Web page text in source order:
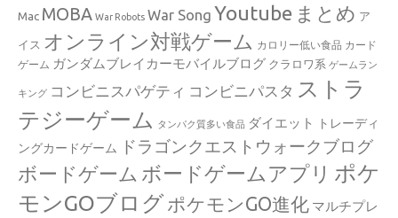
Mac MOBA War Robots War Song Youtube まとめ ア
イス オンライン対戦ゲーム カロリー低い食品 カード
ゲーム ガンダムブレイカーモバイルブログ クラロワ系 ゲームラン
キング コンビニスパゲティ コンビニパスタ ストラ
テジーゲーム
タンパク質多い食品 ダイエット
トレーディ
ングカードゲーム
ドラゴンクエストウォークブログ
ボードゲーム ボードゲームアプリ ポケ
モンGOブログ ポケモンGO進化 マルチプレ